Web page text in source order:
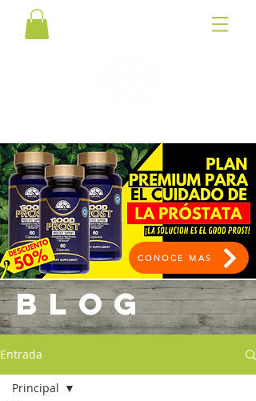
CONOCE MAS
BLOG
Entrada
Principal